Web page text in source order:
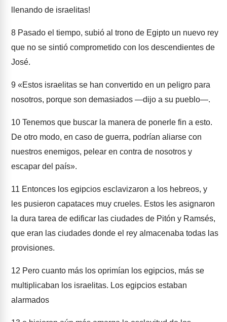
llenando de israelitas!
8 Pasado el tiempo, subió al trono de Egipto un nuevo rey
que no se sintió comprometido con los descendientes de
José.
9 «Estos israelitas se han convertido en un peligro para
nosotros, porque son demasiados —dijo a su pueblo—.
10 Tenemos que buscar la manera de ponerle fin a esto.
De otro modo, en caso de guerra, podrían aliarse con
nuestros enemigos, pelear en contra de nosotros y
escapar del país».
11 Entonces los egipcios esclavizaron a los hebreos, y
les pusieron capataces muy crueles. Estos les asignaron
la dura tarea de edificar las ciudades de Pitón y Ramsés,
que eran las ciudades donde el rey almacenaba todas las
provisiones.
12 Pero cuanto más los oprimían los egipcios, más se
multiplicaban los israelitas. Los egipcios estaban
alarmados